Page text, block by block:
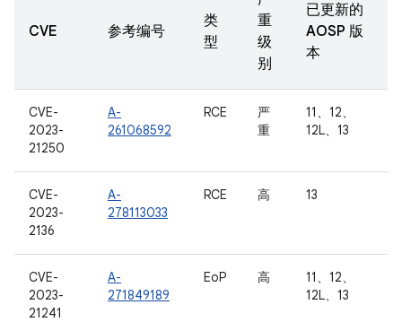
CVE 参考编号
类
型
重
级
别
已更新的
AOSP 版
本
CVE-
2023-
21250
A-
261068592
RCE
严
重
11、12、
12L、13
CVE-
2023-
2136
A-
278113033
RCE 高 13
CVE-
2023-
21241
A-
271849189
EoP 高
11、12、
12L、13